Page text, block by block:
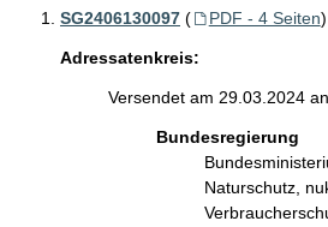
SG2406130097 ( PDF - 4 Seiten)
Adressatenkreis:
Versendet am 29.03.2024
Bundesregierung
Naturschutz,